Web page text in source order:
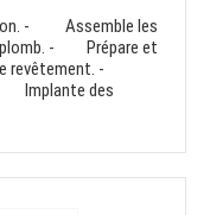
- Assemble les
- Prépare et
revêtement. -
- Implante des